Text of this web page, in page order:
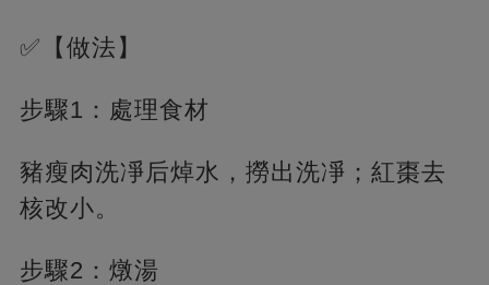
✅【做法】
步驟1：處理食材
豬瘦肉洗凈后焯水，撈出洗凈；紅棗去
核改小。
步驟2：燉湯